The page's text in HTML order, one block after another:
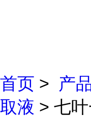
首页 > 产
取液 > 七